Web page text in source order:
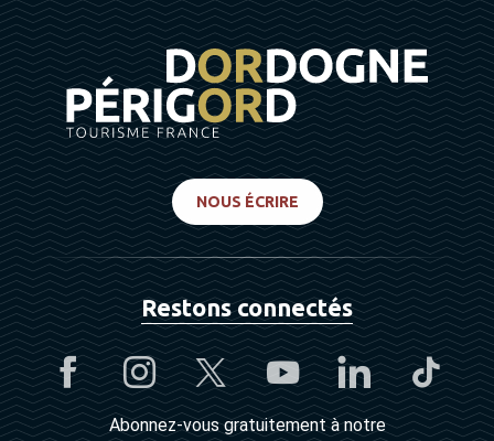
NOUS ÉCRIRE
Restons connectés
Abonnez-vous gratuitement à notre